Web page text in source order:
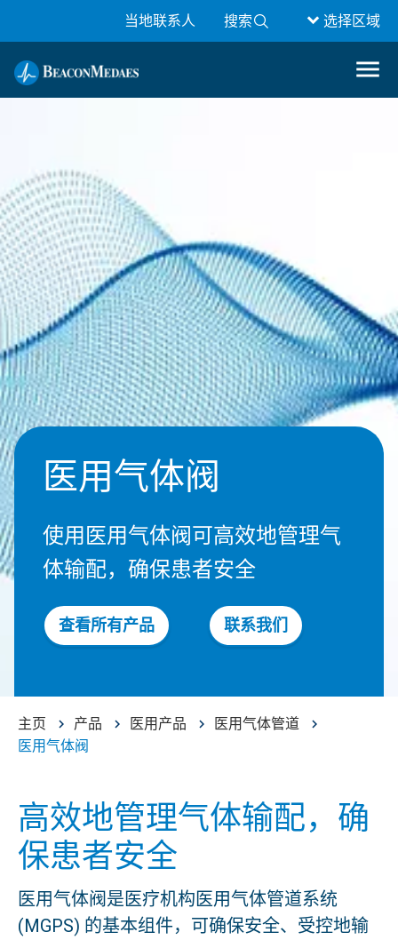
当地联系人 搜索 选择区域
医用气体阀
使用医用气体阀可高效地管理气
体输配，确保患者安全
查看所有产品 联系我们
主页 产品 医用产品
医用气体管道
医用气体阀
高效地管理气体输配，确
保患者安全
医用气体阀是医疗机构医用气体管道系统
(MGPS) 的基本组件，可确保安全、受控地输